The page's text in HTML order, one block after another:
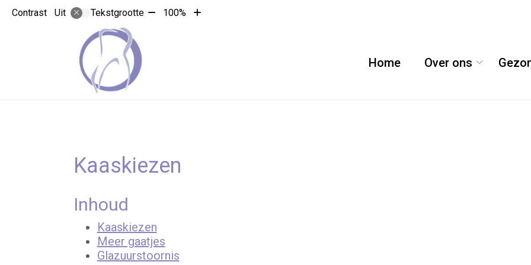
Contrast Uit Tekstgrootte Tekst100%
Tekst
Home Over ons
Kaaskiezen
Inhoud
Kaaskiezen
Meer gaatjes
Glazuurstoornis